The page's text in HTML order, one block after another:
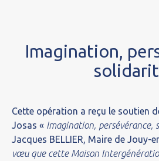
Imagination,
Cette opération a reçu le soutien
Josas « Imagination, persévérance,
Jacques BELLIER, Maire de Jouy-
vœu que cette Maison